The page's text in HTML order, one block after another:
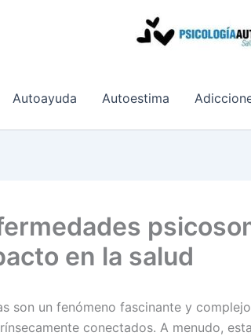
Autoayuda Autoestima
en la salud
son un fenómeno fascinante y
conectados. A menudo,